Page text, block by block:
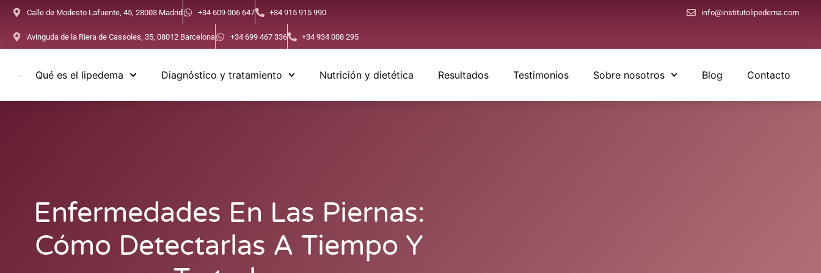
Calle de Modesto Lafuente, 45, 28003 Madrid +34 609 006 647 +34 915 915 990 info@institutolipedema.com
Avinguda de la Riera de Cassoles, 35, 08012 Barcelona +34 699 467 336 +34 934 008 295
Qué es el lipedema Diagnóstico y tratamiento Nutrición y dietética Resultados Testimonios Sobre nosotros Blog Contacto
Enfermedades En Las Piernas:
Cómo Detectarlas A Tiempo Y